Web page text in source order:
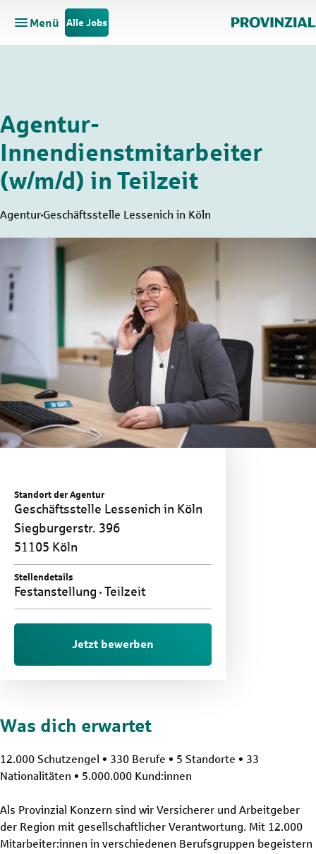
Zum Hauptinhalt springen
Zur Navigation springen
Menü
Hauptnavigation öffnen
Alle Jobs
Agentur-
Innendienstmitarbeiter
(w/m/d) in Teilzeit
Agentur Geschäftsstelle Lessenich in Köln
Standort der Agentur
Geschäftsstelle Lessenich in Köln
Siegburgerstr. 396
51105 Köln
Stellendetails
Festanstellung Teilzeit
Jetzt bewerben
Was dich erwartet
12.000 Schutzengel • 330 Berufe • 5 Standorte • 33
Nationalitäten • 5.000.000 Kund:innen
Als Provinzial Konzern sind wir Versicherer und Arbeitgeber
der Region mit gesellschaftlicher Verantwortung. Mit 12.000
Mitarbeiter:innen in verschiedenen Berufsgruppen begeistern